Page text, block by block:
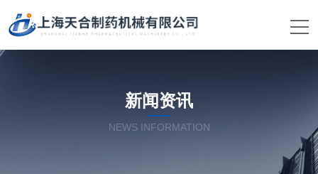
新闻资讯
NEWS INFORMATION